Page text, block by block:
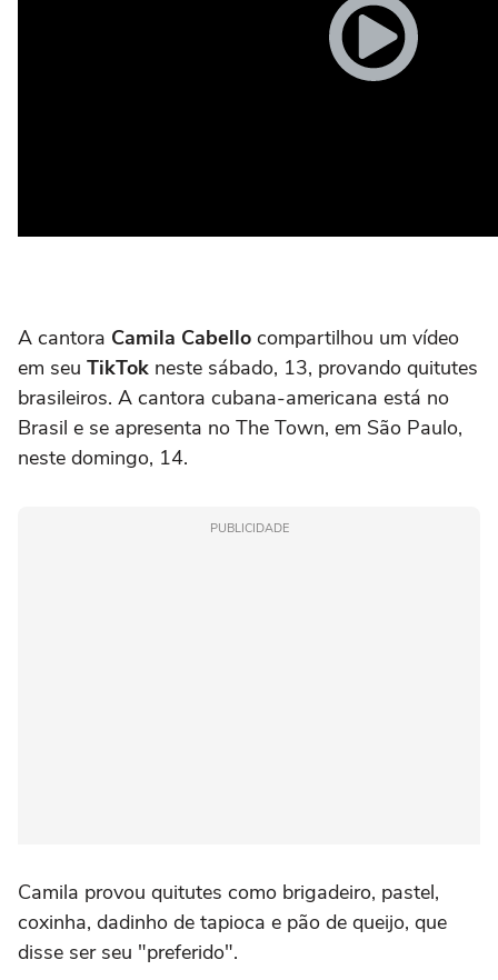
A cantora Camila Cabello compartilhou um vídeo
em seu TikTok neste sábado, 13, provando quitutes
brasileiros. A cantora cubana-americana está no
Brasil e se apresenta no The Town, em São Paulo,
neste domingo, 14.
PUBLICIDADE
Camila provou quitutes como brigadeiro, pastel,
coxinha, dadinho de tapioca e pão de queijo, que
disse ser seu "preferido".